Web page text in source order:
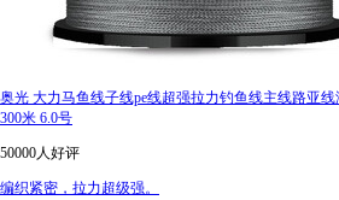
奥光 大力马鱼线子线pe线超强拉力钓鱼线主线路亚线
300米 6.0号
50000人好评
编织紧密，拉力超级强。